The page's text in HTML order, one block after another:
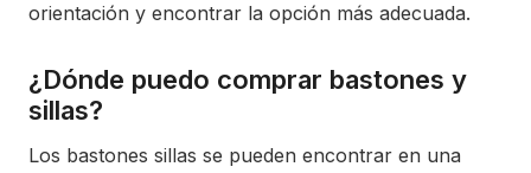
orientación y encontrar la opción más adecuada.
¿Dónde puedo comprar bastones y
sillas?
Los bastones sillas se pueden encontrar en una